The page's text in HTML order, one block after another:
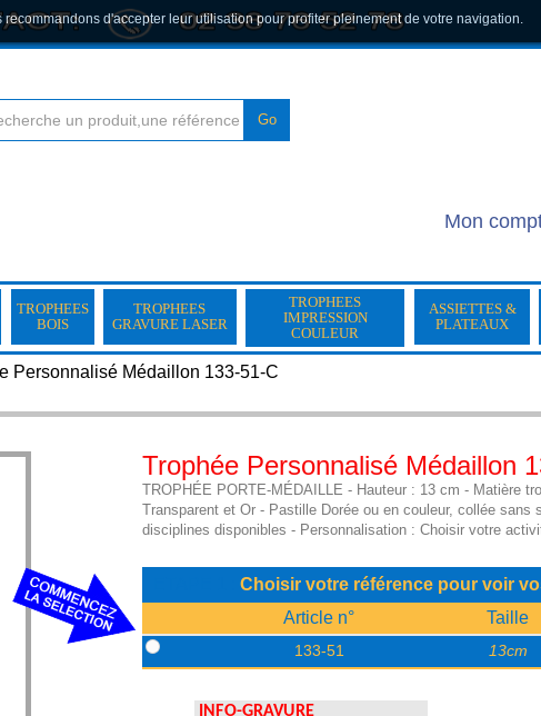
Go
Mon
TROPHEES
BOIS
TROPHEES
GRAVURE LASER
TROPHEES
IMPRESSION
COULEUR
ASSIETTES &
PLATEAUX
d'accepter leur utilisation pour profiter pleinement de votre navigation.
Personnalisé Médaillon 133-51-C
Trophée Personnalisé Médaillon
TROPHÉE PORTE-MÉDAILLE - Hauteur : 13 cm - Matière
Transparent et Or - Pastille Dorée ou en couleur, collée sans
disciplines disponibles - Personnalisation : Choisir votre
Choisir votre référence pour voir
Article n°
Taille
133-51 13cm
INFO-GRAVURE